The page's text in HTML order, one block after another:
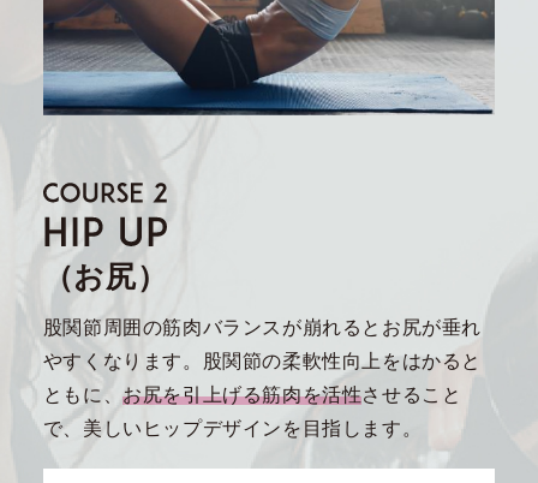
（お尻）
股関節周囲の筋肉バランスが崩れるとお尻が垂れ
やすくなります。股関節の柔軟性向上をはかると
ともに、お尻を引上げる筋肉を活性させること
で、美しいヒップデザインを目指します。